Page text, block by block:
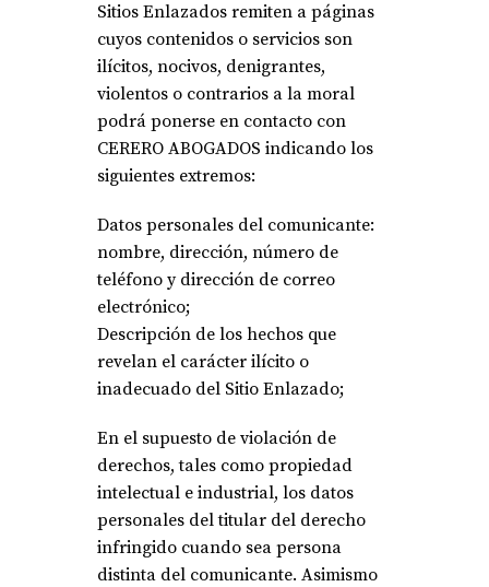
Sitios Enlazados remiten a páginas
cuyos contenidos o servicios son
ilícitos, nocivos, denigrantes,
violentos o contrarios a la moral
podrá ponerse en contacto con
CERERO ABOGADOS indicando los
siguientes extremos:
Datos personales del comunicante:
nombre, dirección, número de
teléfono y dirección de correo
electrónico;
Descripción de los hechos que
revelan el carácter ilícito o
inadecuado del Sitio Enlazado;
En el supuesto de violación de
derechos, tales como propiedad
intelectual e industrial, los datos
personales del titular del derecho
infringido cuando sea persona
distinta del comunicante. Asimismo